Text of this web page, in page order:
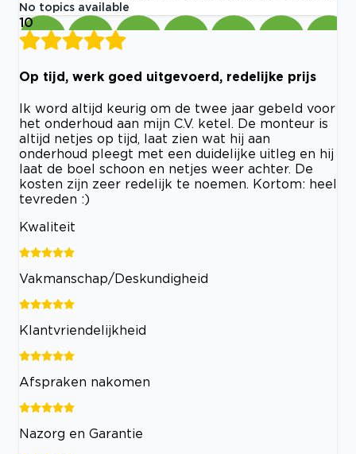
No topics available
10
Op tijd, werk goed uitgevoerd, redelijke prijs
Ik word altijd keurig om de twee jaar gebeld voor
het onderhoud aan mijn C.V. ketel. De monteur is
altijd netjes op tijd, laat zien wat hij aan
onderhoud pleegt met een duidelijke uitleg en hij
laat de boel schoon en netjes weer achter. De
kosten zijn zeer redelijk te noemen. Kortom: heel
tevreden :)
Kwaliteit
Vakmanschap/Deskundigheid
Klantvriendelijkheid
Afspraken nakomen
Nazorg en Garantie